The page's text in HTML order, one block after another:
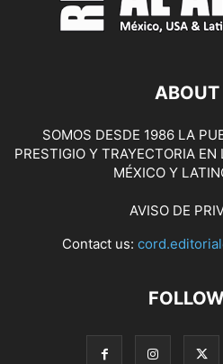
ABOUT
SOMOS DESDE 1986 LA
PRESTIGIO Y TRAYECTORIA
MÉXICO Y
AVISO DE
Contact us: